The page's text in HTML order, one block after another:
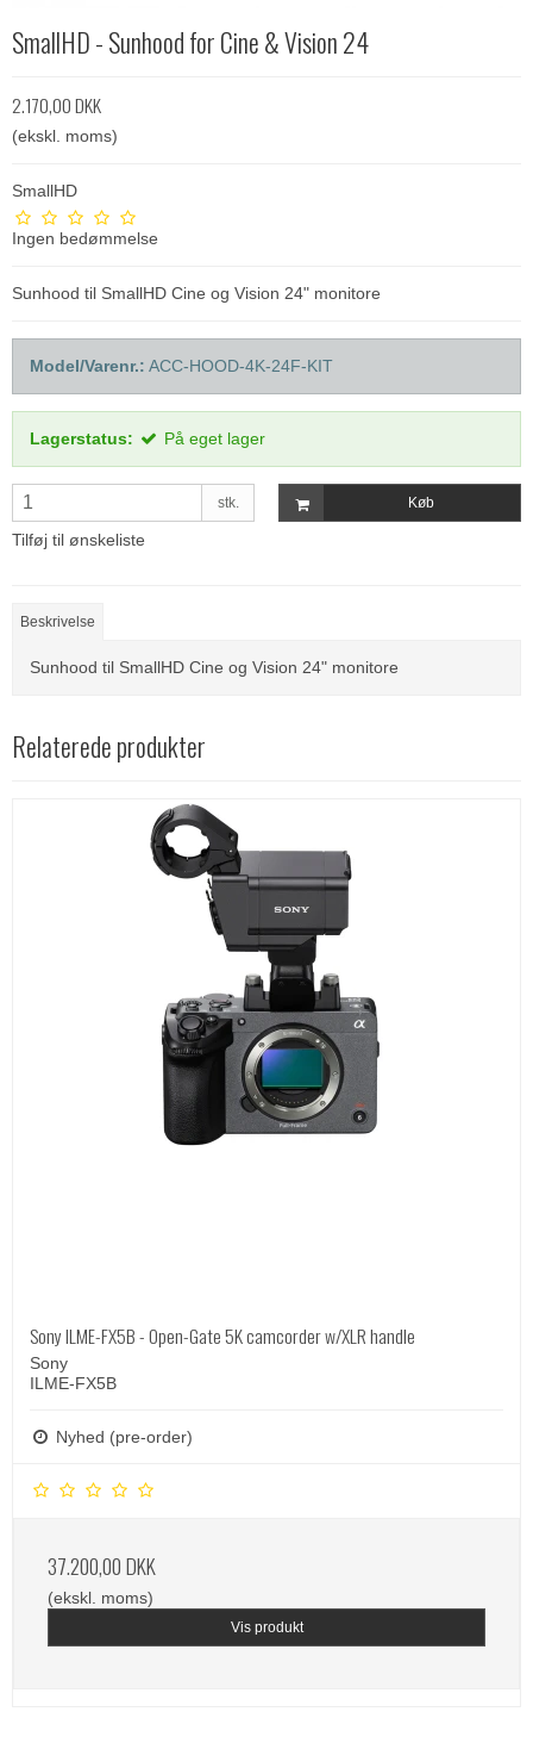
SmallHD - Sunhood for Cine & Vision 24
2.170,00 DKK
(ekskl. moms)
SmallHD
Ingen bedømmelse
Sunhood til SmallHD Cine og Vision 24" monitore
Model/Varenr.: ACC-HOOD-4K-24F-KIT
Lagerstatus: På eget lager
stk. Køb
Tilføj til ønskeliste
Beskrivelse
Sunhood til SmallHD Cine og Vision 24" monitore
Relaterede produkter
Sony ILME-FX5B - Open-Gate 5K camcorder w/XLR handle
Sony
ILME-FX5B
Nyhed (pre-order)
37.200,00 DKK
(ekskl. moms)
Vis produkt